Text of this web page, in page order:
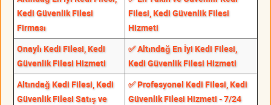
Kedi Güvenlik Filesi
Firması
Filesi, Kedi Güvenlik Filesi
Hizmeti
Onaylı Kedi Filesi, Kedi
Güvenlik Filesi Hizmeti
✅ Altındağ En İyi Kedi Filesi,
Kedi Güvenlik Filesi Hizmeti
Altındağ Kedi Filesi, Kedi
Güvenlik Filesi Satış ve
✅ Profesyonel Kedi Filesi, Kedi
Güvenlik Filesi Hizmeti - 7/24